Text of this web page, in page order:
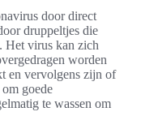
door direct
druppeltjes die
Het virus kan zich
worden
en vervolgens zijn of
goede
te wassen om